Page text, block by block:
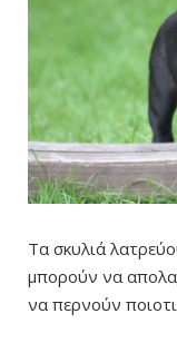
Τα σκυλιά
μπορούν να
να περνούν